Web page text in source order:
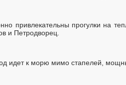
привлекательны прогулки на
и Петродворец.
идет к морю мимо стапелей,